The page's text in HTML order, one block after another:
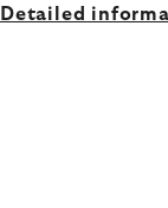
Detailed